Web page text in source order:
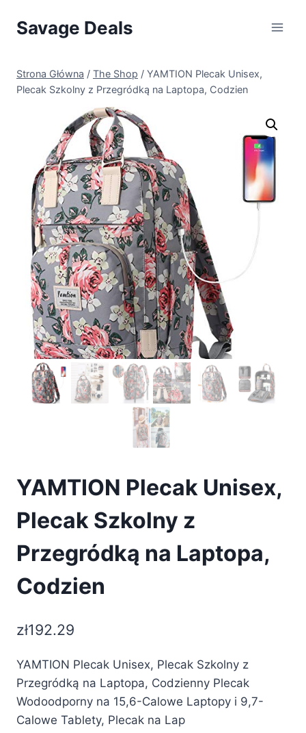
Savage Deals
Strona Główna / The Shop / YAMTION Plecak Unisex,
Plecak Szkolny z Przegródką na Laptopa, Codzien
YAMTION Plecak Unisex,
Plecak Szkolny z
Przegródką na Laptopa,
Codzien
zł192.29
YAMTION Plecak Unisex, Plecak Szkolny z
Przegródką na Laptopa, Codzienny Plecak
Wodoodporny na 15,6-Calowe Laptopy i 9,7-
Calowe Tablety, Plecak na Lap